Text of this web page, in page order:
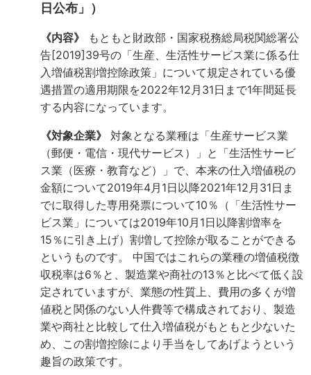
日公布」）
《内容》
もともと財政部・国家税務総局税関総署公
告[2019]39号の「生産、生活性サービス業に係る仕
入増値税割増控除政策」について規定されている優
遇措置の適用期限を2022年12月31日まで1年間延長
する内容になっています。
《対象企業》
対象となる業種は「生産サービス業
（郵便・電信・現代サービス）」と「生活性サービ
ス業（医療・教育など）」で、本来の仕入増値税の
金額について2019年4月1日以降2021年12月31日ま
でに取得した専用発票について10％（「生活性サー
ビス業」については2019年10月1日以降割増率を
15％に引き上げ）割増して控除が取ることができる
というものです。
中国ではこれらの業種の増値税徴
収税率は6％と、製造業や商社の13％と比べて低く設
定されていますが、業態の性質上、費用の多くが増
値税と関係のない人件費等で構成されており、製造
業や商社と比較して仕入増値税がもともと少ないた
め、この割増控除により手当をしてあげようという
趣旨の政策です。